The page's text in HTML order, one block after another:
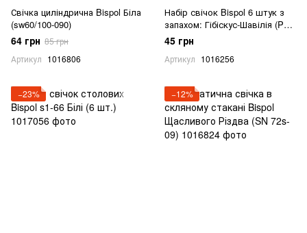
Свічка циліндрична Bispol Біла
(sw60/100-090)
64 грн 85 грн
Артикул 1016806
Набір свічок Bispol 6 штук з
запахом: Гібіскус-Шавілія (P15-
356)
45 грн
Артикул 1016256
−23% −12%